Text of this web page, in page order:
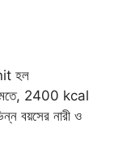
হল
মতে, 2400 kcal
বয়সের নারী ও